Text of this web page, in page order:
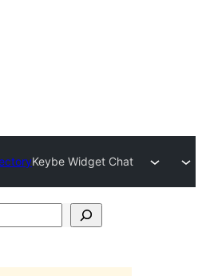
Keybe Widget Chat